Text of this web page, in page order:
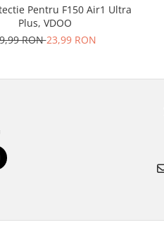
Pentru F150 Air1 Ultra
Plus, VDOO
RON23,99 RON